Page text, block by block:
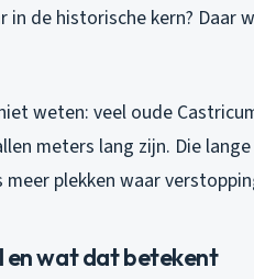
in de historische kern? Daar
weten: veel oude
meters lang zijn. Die
plekken waar
en wat dat betekent